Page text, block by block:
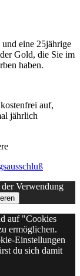
eine 25jährige
Gold, die Sie im
haben.
auf,
jährlich
Verwendung
auf "Cookies
ermöglichen.
Einstellungen
du sich damit